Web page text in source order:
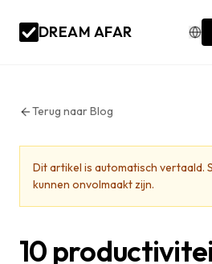
DREAM AFAR
Terug naar Blog
Dit artikel is automatisch vertaald.
kunnen onvolmaakt zijn.
10